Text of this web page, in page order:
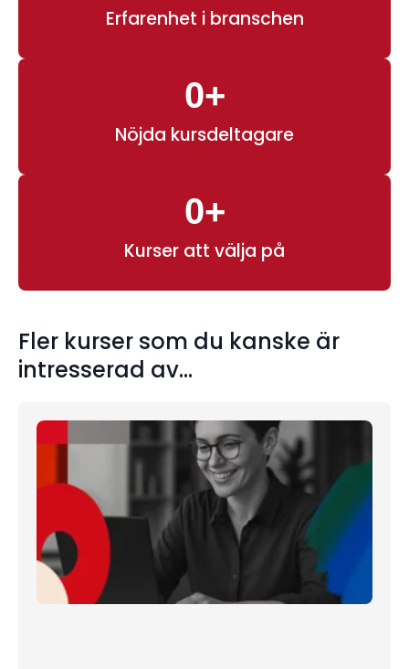
Erfarenhet i branschen
Nöjda kursdeltagare
0+
Kurser att välja på
0+
Fler kurser som du kanske är
intresserad av...